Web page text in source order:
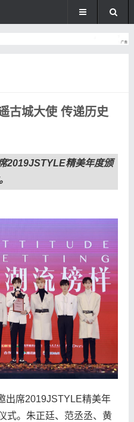
古城大使 传递历史
2019JSTYLE精美年度颁
席2019JSTYLE精美年
式。朱正廷、范丞丞、黄